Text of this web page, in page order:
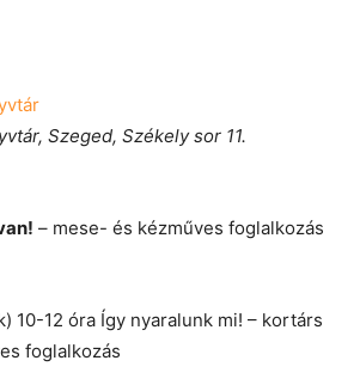
Szeged, Székely sor 11.
– mese- és kézműves foglalkozás
10-12 óra Így nyaralunk mi! – kortárs
foglalkozás